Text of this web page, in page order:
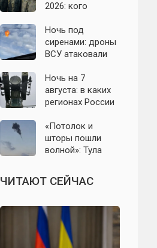
известно к 7
2026: кого
ли реальные
признаки
Ночь под
сиренами: дроны
ВСУ атаковали
Евпаторию и
район Сакской
ТЭС
Ночь на 7
августа: в каких
регионах России
атаки БПЛА и
какие аэропорты
вводили
«Потолок и
шторы пошли
волной»: Тула
мощного хлопка
ЧИТАЮТ СЕЙЧАС